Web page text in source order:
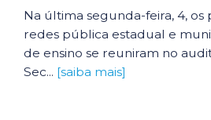
Na última segunda-feira, 4, os
redes pública estadual e
de ensino se reuniram no
Sec... [saiba mais]